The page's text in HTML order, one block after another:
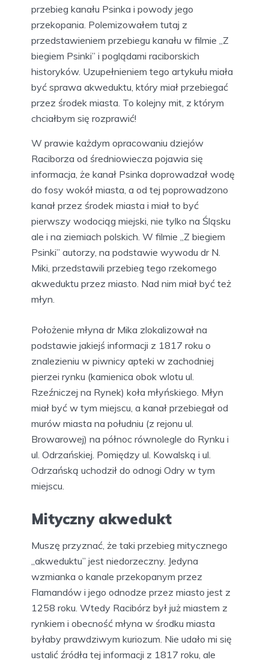
przebieg kanału Psinka i powody jego
przekopania. Polemizowałem tutaj z
przedstawieniem przebiegu kanału w filmie „Z
biegiem Psinki” i poglądami raciborskich
historyków. Uzupełnieniem tego artykułu miała
być sprawa akweduktu, który miał przebiegać
przez środek miasta. To kolejny mit, z którym
chciałbym się rozprawić!
W prawie każdym opracowaniu dziejów
Raciborza od średniowiecza pojawia się
informacja, że kanał Psinka doprowadzał wodę
do fosy wokół miasta, a od tej poprowadzono
kanał przez środek miasta i miał to być
pierwszy wodociąg miejski, nie tylko na Śląsku
ale i na ziemiach polskich. W filmie „Z biegiem
Psinki” autorzy, na podstawie wywodu dr N.
Miki, przedstawili przebieg tego rzekomego
akweduktu przez miasto. Nad nim miał być też
młyn.
Położenie młyna dr Mika zlokalizował na
podstawie jakiejś informacji z 1817 roku o
znalezieniu w piwnicy apteki w zachodniej
pierzei rynku (kamienica obok wlotu ul.
Rzeźniczej na Rynek) koła młyńskiego. Młyn
miał być w tym miejscu, a kanał przebiegał od
murów miasta na południu (z rejonu ul.
Browarowej) na północ równolegle do Rynku i
ul. Odrzańskiej. Pomiędzy ul. Kowalską i ul.
Odrzańską uchodził do odnogi Odry w tym
miejscu.
Mityczny akwedukt
Muszę przyznać, że taki przebieg mitycznego
„akweduktu” jest niedorzeczny. Jedyna
wzmianka o kanale przekopanym przez
Flamandów i jego odnodze przez miasto jest z
1258 roku. Wtedy Racibórz był już miastem z
rynkiem i obecność młyna w środku miasta
byłaby prawdziwym kuriozum. Nie udało mi się
ustalić źródła tej informacji z 1817 roku, ale